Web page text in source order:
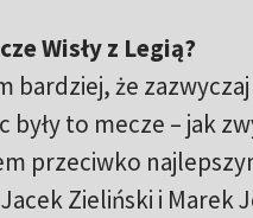
Wisły z Legią?
że zazwyczaj
to mecze – jak
przeciwko
Zieliński i Marek